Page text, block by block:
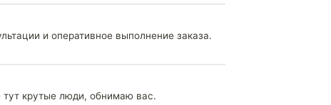
и оперативное выполнение заказа.
тут крутые люди, обнимаю вас.